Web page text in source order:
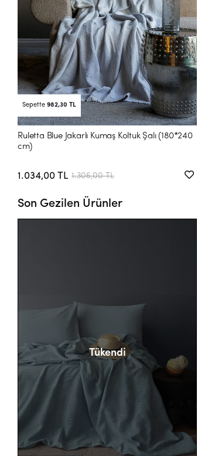
Sepette982,30 TL
Ruletta Blue Jakarlı Kumaş Koltuk Şalı (180*240
cm)
1.034,00 TL 1.306,00 TL
Son Gezilen Ürünler
Tükendi